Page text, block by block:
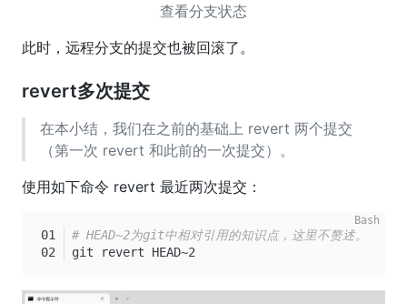
查看分支状态
此时，远程分支的提交也被回滚了。
revert多次提交
在本小结，我们在之前的基础上 revert 两个提交
（第一次 revert 和此前的一次提交）。
使用如下命令 revert 最近两次提交：
# HEAD~2为git中相对引用的知识点，这里不赘述。
git revert HEAD~2